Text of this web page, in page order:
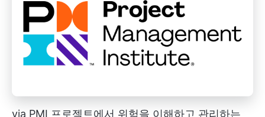
via PMI 프로젝트에서 위험을 이해하고 관리하는